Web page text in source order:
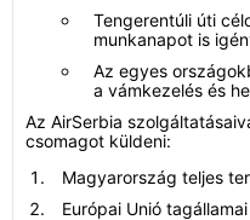
Tengerentúli úti
munkanapot is
Az egyes
a vámkezelés és
Az AirSerbia
csomagot küldeni:
Magyarország teljes
Európai Unió tagállamai